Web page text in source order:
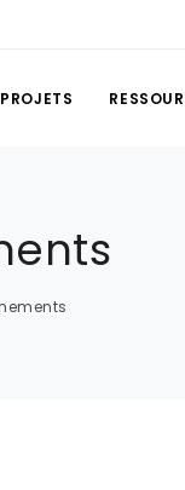
PROJETS